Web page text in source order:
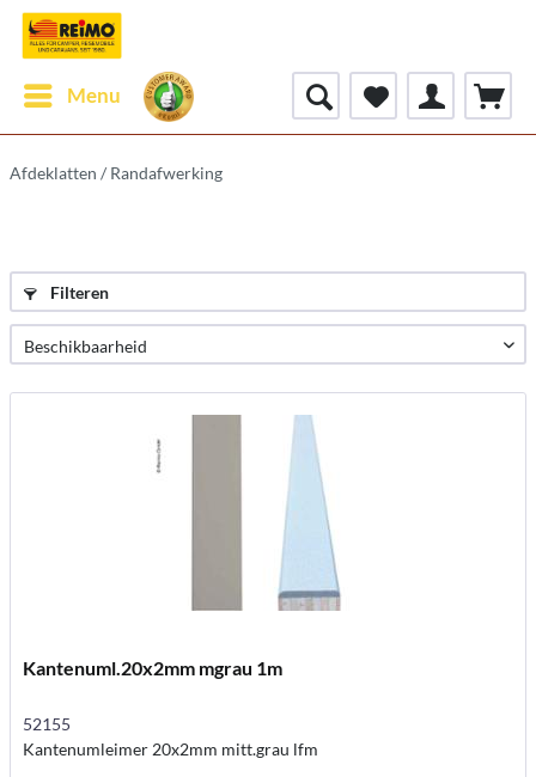
Menu
Afdeklatten / Randafwerking
Filteren
Kantenuml.20x2mm mgrau 1m
52155
Kantenumleimer 20x2mm mitt.grau lfm